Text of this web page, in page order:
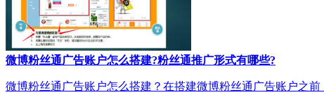
微博粉丝通广告账户怎么搭建?粉丝通推广形式有哪些?
微博粉丝通广告账户怎么搭建？在搭建微博粉丝通广告账户之